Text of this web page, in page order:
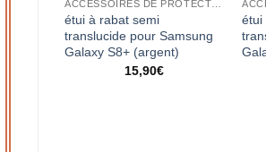
étui à rabat semi
translucide pour Samsung
Galaxy S8+ (argent)
15,90€
étui